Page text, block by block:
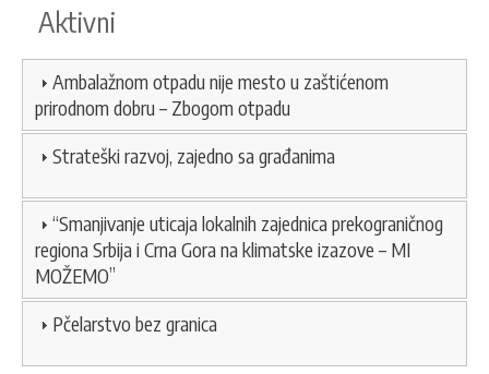
Aktivni
Ambalažnom otpadu nije mesto u zaštićenom
prirodnom dobru – Zbogom otpadu
Strateški razvoj, zajedno sa građanima
“Smanjivanje uticaja lokalnih zajednica prekograničnog
regiona Srbija i Crna Gora na klimatske izazove – MI
MOŽEMO”
Pčelarstvo bez granica